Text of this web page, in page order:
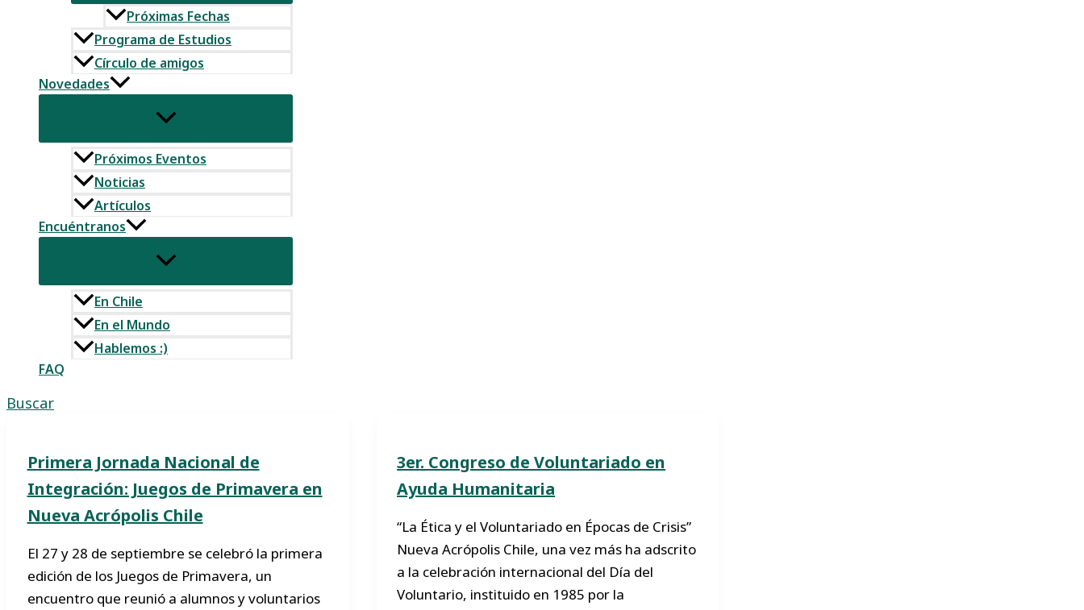
Próximas Fechas
Programa de Estudios
Círculo de amigos
Novedades
Próximos Eventos
Noticias
Artículos
Encuéntranos
En Chile
En el Mundo
Hablemos :)
FAQ
Buscar
Primera Jornada Nacional de
Integración: Juegos de Primavera en
Nueva Acrópolis Chile
El 27 y 28 de septiembre se celebró la primera
edición de los Juegos de Primavera, un
encuentro que reunió a alumnos y voluntarios
3er. Congreso de Voluntariado en
Ayuda Humanitaria
“La Ética y el Voluntariado en Épocas de Crisis”
Nueva Acrópolis Chile, una vez más ha adscrito
a la celebración internacional del Día del
Voluntario, instituido en 1985 por la